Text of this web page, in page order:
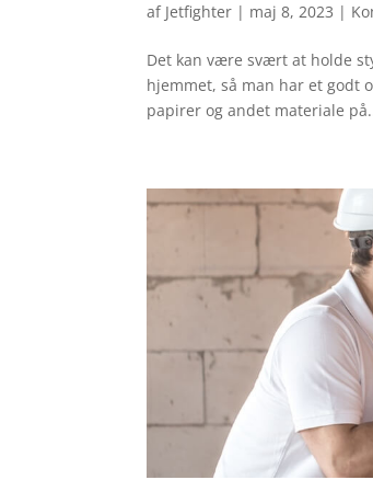
af Jetfighter | maj 8, 2023 |
Det kan være svært at holde
hjemmet, så man har et godt
papirer og andet materiale